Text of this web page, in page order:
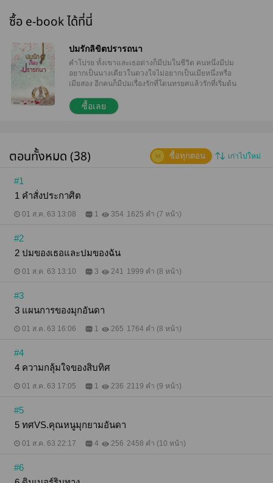
ซื้อ e-book ได้ที่นี่
ปมรักลิขิตปรารถนา
คำโปรย ทั้งเขาและเธอต่างก็มีปมในชีวิต คนหนึ่งมีปม
อยากเป็นนางเดียวในดวงใจไม่อยากเป็นเมียหนึ่งหรือ
เมียสอง อีกคนก็มีปมเรื่องรักที่โดนทรยศแล้วรักที่เริ่มต้น
หมายที่จะเป็นนางเดียวในดวงใจ มีปมเรื่องเป็นลูกเมีย
รองของมหาเศรษฐี เติบโตมาทามกลางความเกลียดชัง
มุกอันดาแค่คนเดียวจะยากดีมีจนก็ไม่ได้สนใจ สิบทิศ
วิศวะโยธินกุล มุ่งหมายหารักแท้ ผู้หญิงที่จะมาเป็นเมีย
อสังหาริมทรัพย์ พ่อเสียชีวิตแล้วเป็นทายาทเพียงคนเดียว
ลูกเพื่อสืบทอดวงศ์ตระกูล คุณปู่ได้หาผู้หญิงเพื่อมาทำ
แฟนเก่าสมัยเรียนที่หนีไปแต่งงานกับคนที่รวยกว่าตัวเอง
ข้างๆจึงพลิกตัวตามไปโอบกอดร่างบางไว้พร้อมกับถาม
อีกหน่อยจัง" สิบทิศพูดต่อทำให้มุกอันดาตกใจรีบขยับตัว
ระหว่างเรา เพราะคุณทำผิดสัญญามาล่วงเกินฉัน" มุกอัน
เปอร์เซ็นต์แค่เกือบได้ อีกอย่างเมื่อกี้มุกแค่ขัดขืนช่วง
นั่งเสยผมเบาๆและเผยให้เห็นหน้าอกเปลือยเป็นเหตุให้
"จะจบง่ายๆได้ยังไงมุก คุณวัดไซน์วัดขนาดทดลองใช้
ทิศพูดและส่งยิ้มกว้างอย่างอารมณ์ดีสุดๆ ไปให้มุกอันดา
ซื้อเลย
ตอนทั้งหมด (38) เก่าไปใหม่
ซื้อทุกตอน
#1
1 คำสั่งประกาศิต
01 ส.ค. 63 13:08 1 354 1625 คำ (7 หน้า)
#2
2 ปมของเธอและปมของฉัน
01 ส.ค. 63 13:10 3 241 1999 คำ (8 หน้า)
#3
3 แผนการของมุกอันดา
01 ส.ค. 63 16:06 1 265 1764 คำ (8 หน้า)
#4
4 ความกลุ้มใจของสิบทิศ
01 ส.ค. 63 17:05 1 236 2119 คำ (9 หน้า)
#5
5 ทศVS.คุณหนูมุกยามอันดา
01 ส.ค. 63 22:17 4 256 2458 คำ (10 หน้า)
#6